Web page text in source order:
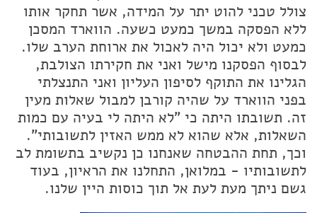
צולל טכני להוט יתר על המידה, אשר תחקר אותו
ללא הפסקה במשך כמעט כשעה. הווארד המסכן
כמעט ולא יכול היה לאכול את ארוחת הערב שלו.
לבסוף הפסקנו מישל ואני את חקירתו הצולבת,
הגלינו את התוקף לסיפון העליון ואני התנצלתי
בפני הווארד על שהיה קורבן למבול שאלות מעין
זה. תשובתו היתה כי "לא היתה לי בעיה עם כמות
השאלות, אלא שהוא לא ממש האזין לתשובותי".
וכך, תחת ההבטחה שאנחנו כן נקשיב בתשומת לב
לתשובותיו - במלואן, התחלנו את הראיון, בעוד
גשם ניתך מעת לעת אל תוך כוסות היין שלנו.